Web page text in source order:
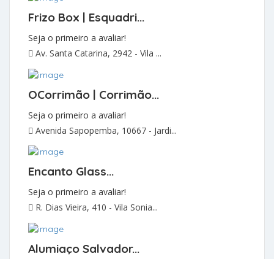
Frizo Box | Esquadri...
Seja o primeiro a avaliar!
Av. Santa Catarina, 2942 - Vila ...
OCorrimão | Corrimão...
Seja o primeiro a avaliar!
Avenida Sapopemba, 10667 - Jardi...
Encanto Glass...
Seja o primeiro a avaliar!
R. Dias Vieira, 410 - Vila Sonia...
Alumiaço Salvador...